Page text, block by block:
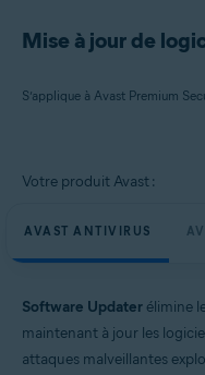
Mise à jour de
Produits:
Avast Antivirus Gratuit
Votre produit Avast :
AVAST ANTIVIRUS
Software Updater élimine
maintenant à jour les
attaques malveillantes